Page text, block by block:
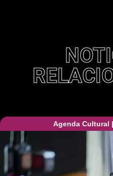
Agenda Cultural |